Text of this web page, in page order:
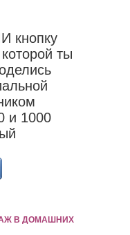
кнопку
ты
и 1000
В ДОМАШНИХ